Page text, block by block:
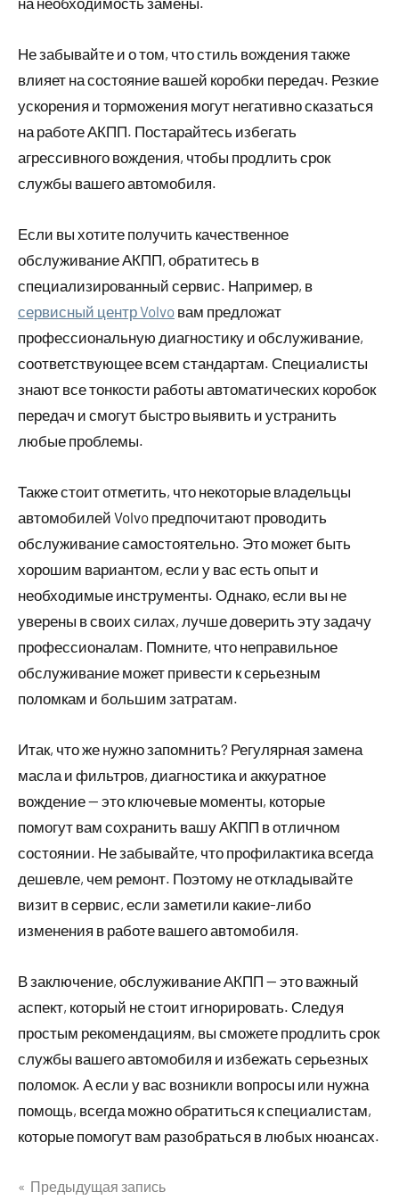
Не забывайте и о том, что стиль вождения также
влияет на состояние вашей коробки передач. Резкие
ускорения и торможения могут негативно сказаться
на работе АКПП. Постарайтесь избегать
агрессивного вождения, чтобы продлить срок
службы вашего автомобиля.
Если вы хотите получить качественное
обслуживание АКПП, обратитесь в
специализированный сервис. Например, в
сервисный центр Volvo вам предложат
профессиональную диагностику и обслуживание,
соответствующее всем стандартам. Специалисты
знают все тонкости работы автоматических коробок
передач и смогут быстро выявить и устранить
любые проблемы.
Также стоит отметить, что некоторые владельцы
автомобилей Volvo предпочитают проводить
обслуживание самостоятельно. Это может быть
хорошим вариантом, если у вас есть опыт и
необходимые инструменты. Однако, если вы не
уверены в своих силах, лучше доверить эту задачу
профессионалам. Помните, что неправильное
обслуживание может привести к серьезным
поломкам и большим затратам.
Итак, что же нужно запомнить? Регулярная замена
масла и фильтров, диагностика и аккуратное
вождение — это ключевые моменты, которые
помогут вам сохранить вашу АКПП в отличном
состоянии. Не забывайте, что профилактика всегда
дешевле, чем ремонт. Поэтому не откладывайте
визит в сервис, если заметили какие-либо
изменения в работе вашего автомобиля.
В заключение, обслуживание АКПП — это важный
аспект, который не стоит игнорировать. Следуя
простым рекомендациям, вы сможете продлить срок
службы вашего автомобиля и избежать серьезных
поломок. А если у вас возникли вопросы или нужна
помощь, всегда можно обратиться к специалистам,
которые помогут вам разобраться в любых нюансах.
Предыдущая запись